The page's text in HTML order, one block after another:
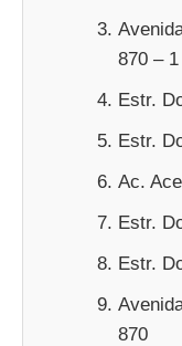
870 – 1
Estr.
Estr.
Ac.
Estr.
Estr.
870